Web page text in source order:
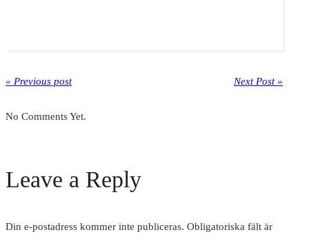
« Previous post Next Post »
No Comments Yet.
Leave a Reply
Din e-postadress kommer inte publiceras. Obligatoriska fält är